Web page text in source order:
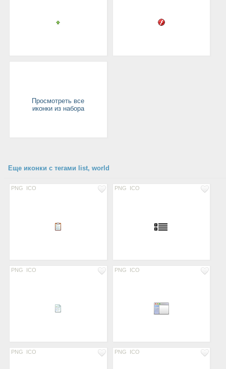
Просмотреть все
иконки из набора
Еще иконки с тегами list, world
PNG ICO PNG ICO
PNG ICO PNG ICO
PNG ICO PNG ICO